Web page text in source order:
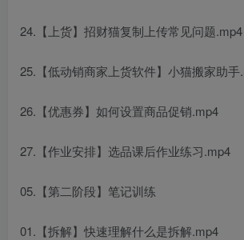
24.【上货】招财猫复制上传常见问题.mp4
25.【低动销商家上货软件】小猫搬家助手
26.【优惠券】如何设置商品促销.mp4
27.【作业安排】选品课后作业练习.mp4
05.【第二阶段】笔记训练
01.【拆解】快速理解什么是拆解.mp4